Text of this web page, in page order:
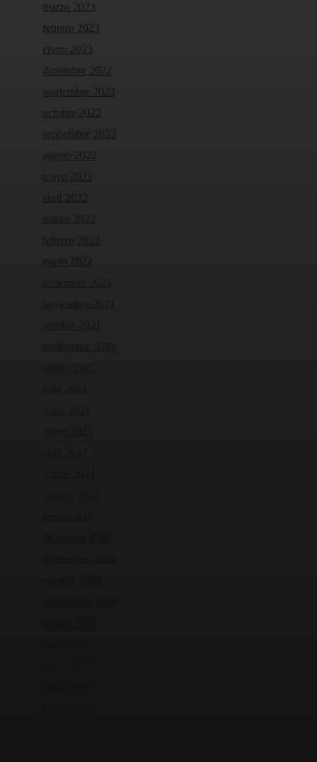
marzo 2023
febrero 2023
enero 2023
diciembre 2022
noviembre 2022
octubre 2022
septiembre 2022
agosto 2022
mayo 2022